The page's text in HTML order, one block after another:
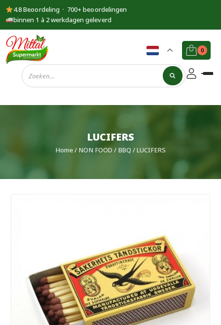
4.8 Beoordeling · 700+ beoordelingen
binnen 1 à 2 werkdagen geleverd
Supermarkt
Mittal
0
LUCIFERS
Home/ NON FOOD / BBQ / LUCIFERS